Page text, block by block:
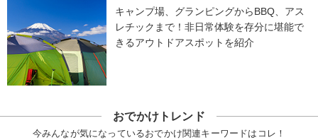
キャンプ場、グランピングからBBQ、アス
レチックまで！非日常体験を存分に堪能で
きるアウトドアスポットを紹介
おでかけトレンド
今みんなが気になっているおでかけ関連キーワードはコレ！